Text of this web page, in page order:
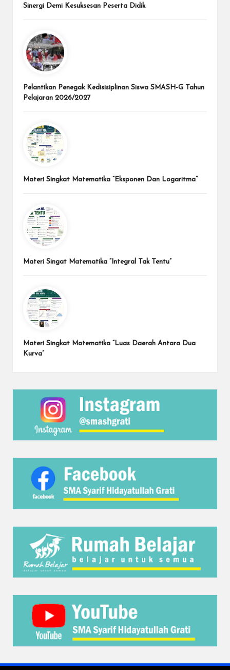
Sinergi Demi Kesuksesan Peserta Didik
Pelantikan Penegak Kedisisiplinan Siswa SMASH-G Tahun
Pelajaran 2026/2027
Materi Singkat Matematika “Eksponen Dan Logaritma”
Materi Singat Matematika “Integral Tak Tentu”
Materi Singkat Matematika “Luas Daerah Antara Dua
Kurva”